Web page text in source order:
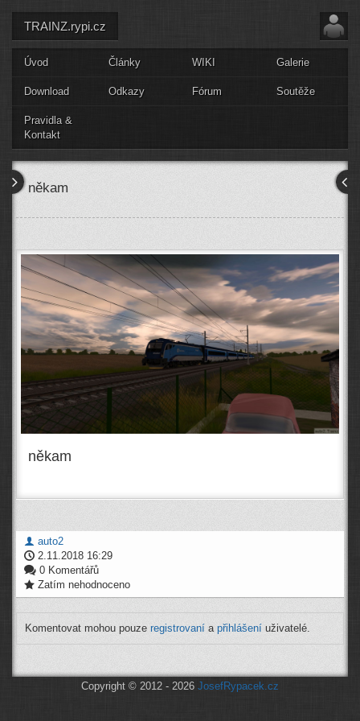
TRAINZ.rypi.cz
Úvod Články WIKI Galerie
Download Odkazy Fórum Soutěže
Pravidla &
Kontakt
někam
někam
auto2
2.11.2018 16:29
0 Komentářů
Zatím nehodnoceno
Komentovat mohou pouze registrovaní a přihlášení uživatelé.
Copyright © 2012 - 2026 JosefRypacek.cz